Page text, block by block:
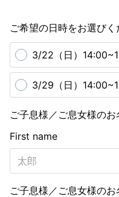
ご希望の日時をお選びく
3/22（日）
3/29（日）
ご子息様／ご息女様のお
First name
ご子息様／ご息女様のお